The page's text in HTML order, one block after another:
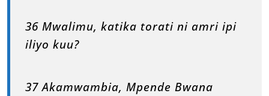
36 Mwalimu, katika torati ni amri ipi
iliyo kuu?
37 Akamwambia, Mpende Bwana